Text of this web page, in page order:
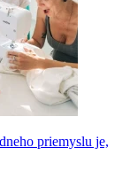
priemyslu je,